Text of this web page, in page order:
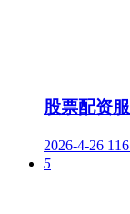
股票配资
2026-4-26
5